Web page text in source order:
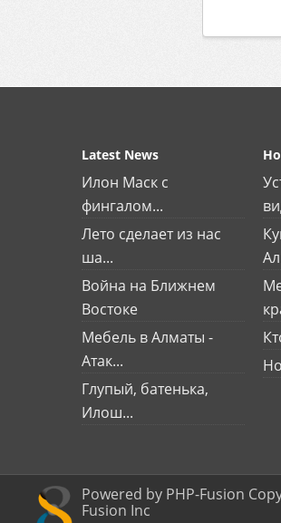
Latest News
Илон Маск с
фингалом...
Лето сделает из нас
ша...
Война на Ближнем
Востоке
Мебель в Алматы -
Атак...
Глупый, батенька,
Илош...
Powered by PHP-Fusion
Fusion Inc